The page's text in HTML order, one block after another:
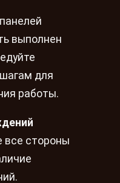
выполнен
для
работы.
все стороны